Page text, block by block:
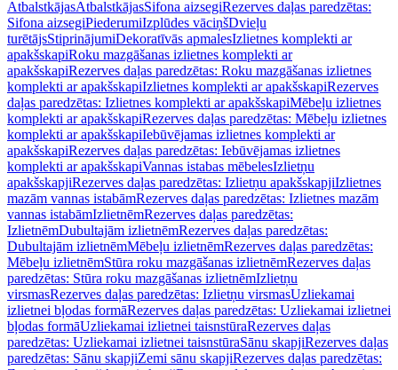
AtbalstkājasAtbalstkājasSifona aizsegiRezerves daļas paredzētas:
Sifona aizsegiPiederumiIzplūdes vāciņšDvieļu
turētājsStiprinājumiDekoratīvās apmalesIzlietnes komplekti ar
apakšskapiRoku mazgāšanas izlietnes komplekti ar
apakšskapiRezerves daļas paredzētas: Roku mazgāšanas izlietnes
komplekti ar apakšskapiIzlietnes komplekti ar apakšskapiRezerves
daļas paredzētas: Izlietnes komplekti ar apakšskapiMēbeļu izlietnes
komplekti ar apakšskapiRezerves daļas paredzētas: Mēbeļu izlietnes
komplekti ar apakšskapiIebūvējamas izlietnes komplekti ar
apakšskapiRezerves daļas paredzētas: Iebūvējamas izlietnes
komplekti ar apakšskapiVannas istabas mēbelesIzlietņu
apakšskapjiRezerves daļas paredzētas: Izlietņu apakšskapjiIzlietnes
mazām vannas istabāmRezerves daļas paredzētas: Izlietnes mazām
vannas istabāmIzlietnēmRezerves daļas paredzētas:
IzlietnēmDubultajām izlietnēmRezerves daļas paredzētas:
Dubultajām izlietnēmMēbeļu izlietnēmRezerves daļas paredzētas:
Mēbeļu izlietnēmStūra roku mazgāšanas izlietnēmRezerves daļas
paredzētas: Stūra roku mazgāšanas izlietnēmIzlietņu
virsmasRezerves daļas paredzētas: Izlietņu virsmasUzliekamai
izlietnei bļodas formāRezerves daļas paredzētas: Uzliekamai izlietnei
bļodas formāUzliekamai izlietnei taisnstūraRezerves daļas
paredzētas: Uzliekamai izlietnei taisnstūraSānu skapjiRezerves daļas
paredzētas: Sānu skapjiZemi sānu skapjiRezerves daļas paredzētas: